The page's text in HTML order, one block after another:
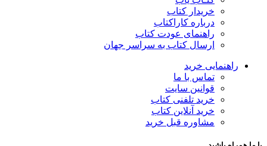
خریدار کتاب
درباره کاراکتاب
راهنمای عودت کتاب
ارسال کتاب به سراسر جهان
راهنمایی خرید
تماس با ما
قوانین سایت
خرید تلفنی کتاب
خرید آنلاین کتاب
مشاوره قبل خرید